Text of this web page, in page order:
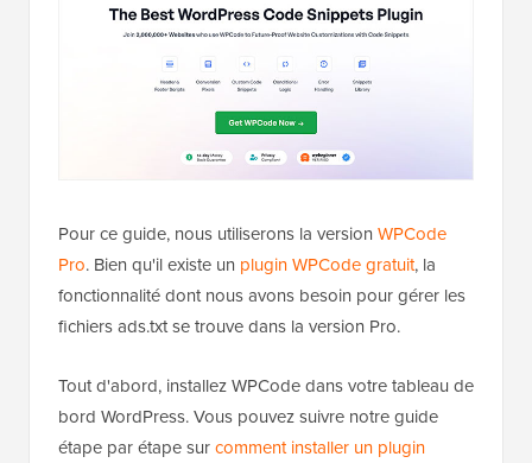
Pour ce guide, nous utiliserons la version WPCode
Pro. Bien qu'il existe un plugin WPCode gratuit, la
fonctionnalité dont nous avons besoin pour gérer les
fichiers ads.txt se trouve dans la version Pro.
Tout d'abord, installez WPCode dans votre tableau de
bord WordPress. Vous pouvez suivre notre guide
étape par étape surcomment installer un plugin